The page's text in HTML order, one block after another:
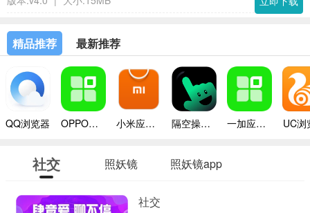
精品推荐 最新推荐
QQ浏览器 OPPO应用商店 小米应用商店app 隔空操作手机版 一加应用商店app UC浏
社交 照妖镜 照妖镜app
社交